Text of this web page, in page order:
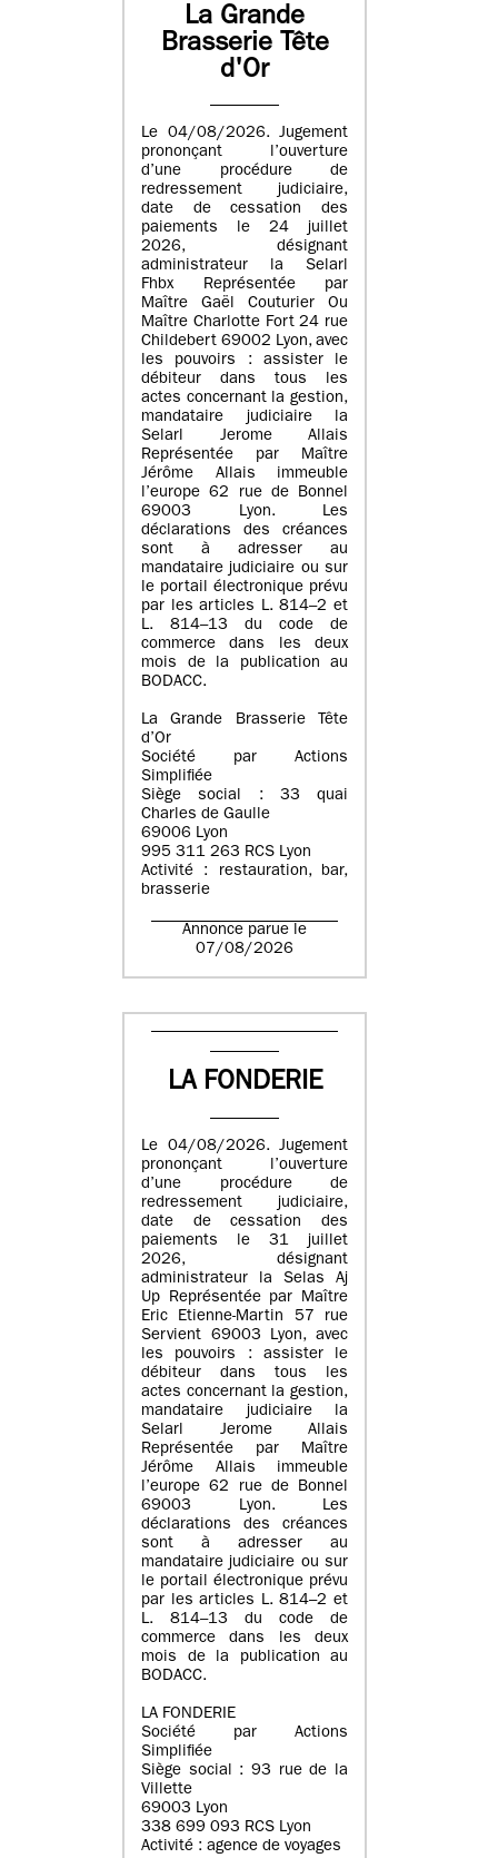
La Grande
Brasserie Tête
d'Or
Le 04/08/2026. Jugement
prononçant l’ouverture
d’une procédure de
redressement judiciaire,
date de cessation des
paiements le 24 juillet
2026, désignant
administrateur la Selarl
Fhbx Représentée par
Maître Gaël Couturier Ou
Maître Charlotte Fort 24 rue
Childebert 69002 Lyon, avec
les pouvoirs : assister le
débiteur dans tous les
actes concernant la gestion,
mandataire judiciaire la
Selarl Jerome Allais
Représentée par Maître
Jérôme Allais immeuble
l’europe 62 rue de Bonnel
69003 Lyon. Les
déclarations des créances
sont à adresser au
mandataire judiciaire ou sur
le portail électronique prévu
par les articles L. 814–2 et
L. 814–13 du code de
commerce dans les deux
mois de la publication au
BODACC.
La Grande Brasserie Tête
d’Or
Société par Actions
Simplifiée
Siège social : 33 quai
Charles de Gaulle
69006 Lyon
995 311 263 RCS Lyon
Activité : restauration, bar,
brasserie
Annonce parue le
07/08/2026
LA FONDERIE
Le 04/08/2026. Jugement
prononçant l’ouverture
d’une procédure de
redressement judiciaire,
date de cessation des
paiements le 31 juillet
2026, désignant
administrateur la Selas Aj
Up Représentée par Maître
Eric Etienne-Martin 57 rue
Servient 69003 Lyon, avec
les pouvoirs : assister le
débiteur dans tous les
actes concernant la gestion,
mandataire judiciaire la
Selarl Jerome Allais
Représentée par Maître
Jérôme Allais immeuble
l’europe 62 rue de Bonnel
69003 Lyon. Les
déclarations des créances
sont à adresser au
mandataire judiciaire ou sur
le portail électronique prévu
par les articles L. 814–2 et
L. 814–13 du code de
commerce dans les deux
mois de la publication au
BODACC.
LA FONDERIE
Société par Actions
Simplifiée
Siège social : 93 rue de la
Villette
69003 Lyon
338 699 093 RCS Lyon
Activité : agence de voyages